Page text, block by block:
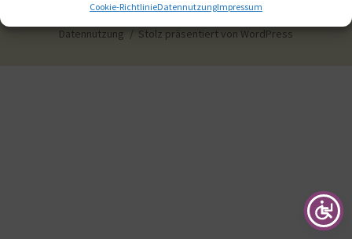
Cookie-RichtlinieDatennutzungImpressum
Datennutzung Stolz präsentiert von WordPress